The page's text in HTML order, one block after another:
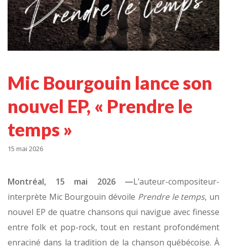
Mic Bourgouin lance son
nouvel EP, « Prendre le
temps »
15 mai 2026
Montréal, 15 mai 2026 —L’auteur-compositeur-
interprète Mic Bourgouin dévoile Prendre le temps, un
nouvel EP de quatre chansons qui navigue avec finesse
entre folk et pop-rock, tout en restant profondément
enraciné dans la tradition de la chanson québécoise. À